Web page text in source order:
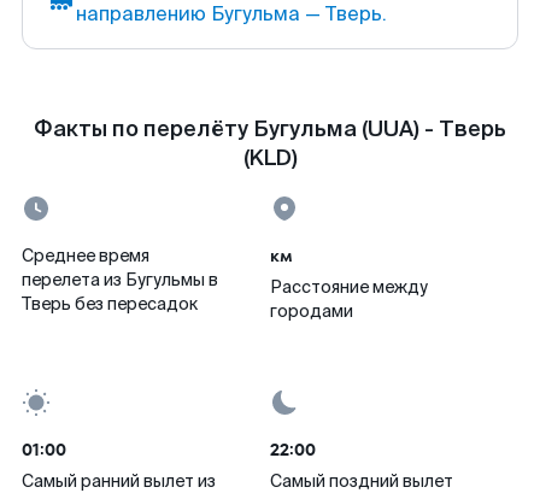
направлению Бугульма — Тверь.
Факты по перелёту Бугульма (UUA) - Тверь
(KLD)
Среднее время
перелета из Бугульмы в
Тверь без пересадок
км
Расстояние между
городами
01:00
Самый ранний вылет из
22:00
Самый поздний вылет